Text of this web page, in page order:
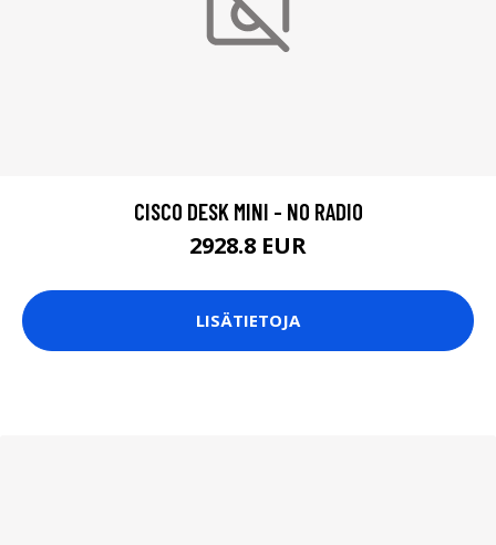
CISCO DESK MINI - NO RADIO
2928.8 EUR
LISÄTIETOJA